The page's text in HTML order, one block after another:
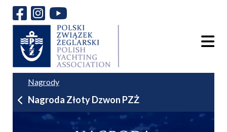
Nagrody
Nagroda Złoty Dzwon PZŻ